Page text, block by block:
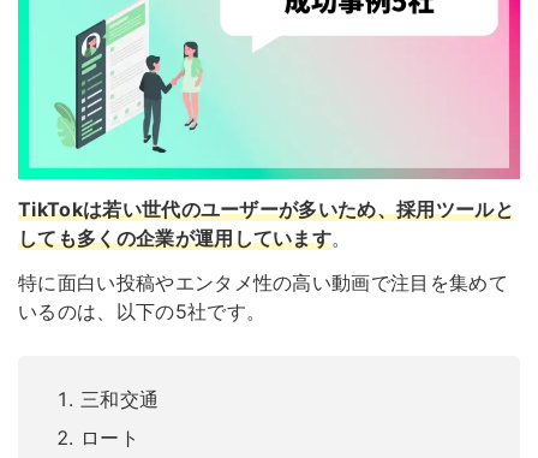
TikTokは若い世代のユーザーが多いため、採用ツールと
しても多くの企業が運用しています。
特に面白い投稿やエンタメ性の高い動画で注目を集めて
いるのは、以下の5社です。
三和交通
ロート